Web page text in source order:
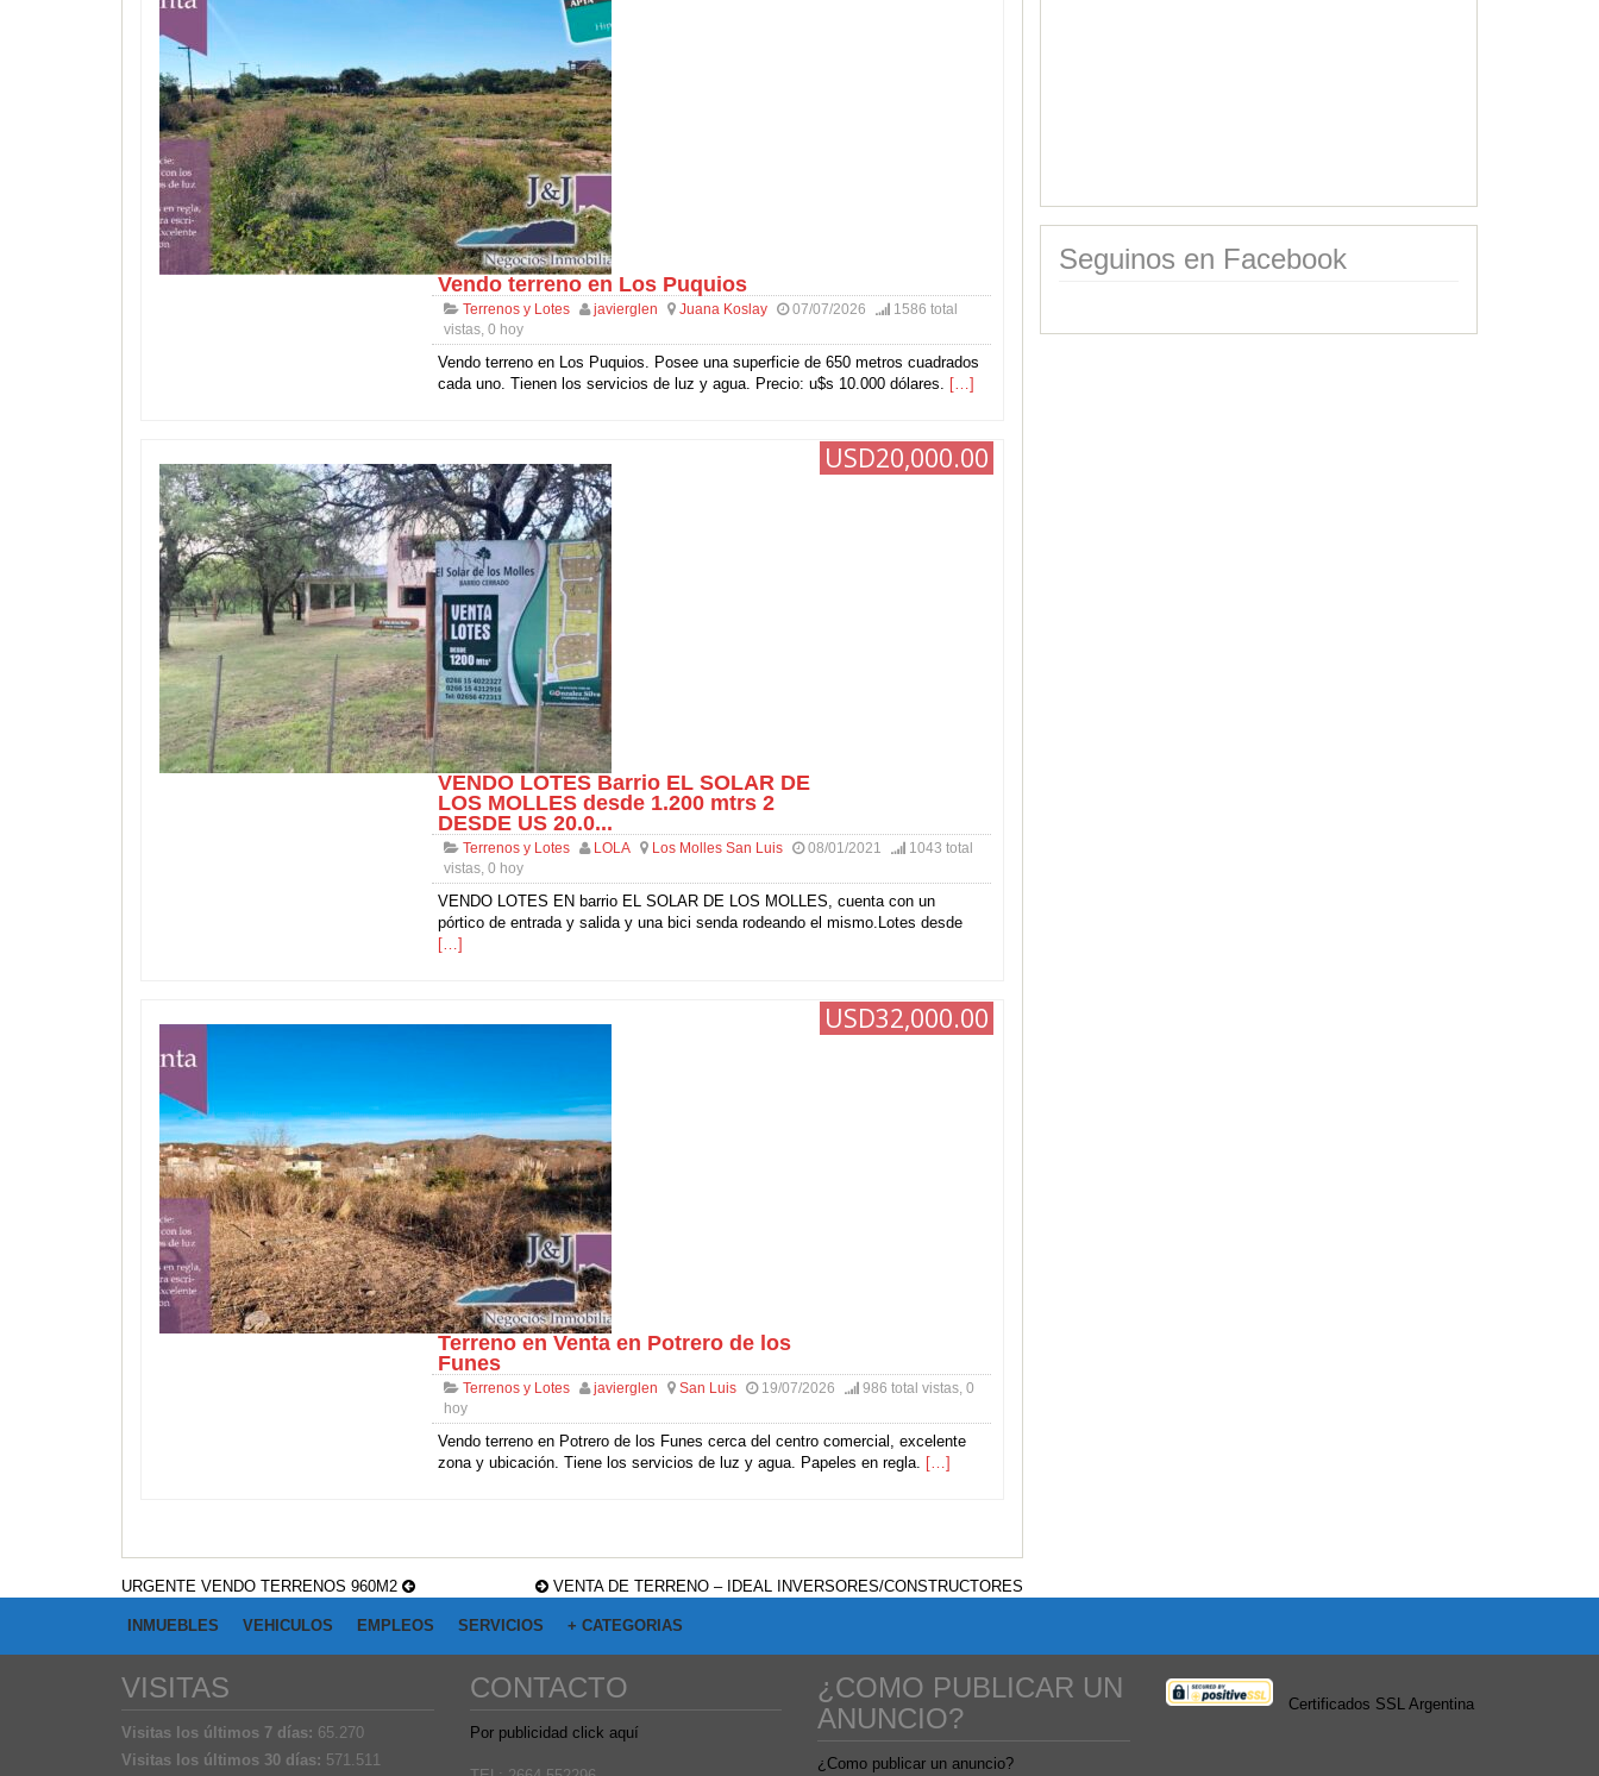
Vendo terreno en Los Puquios
Terrenos y Lotes javierglen Juana Koslay 07/07/2026
1586 total
vistas, 0 hoy
Vendo terreno en Los Puquios. Posee una superficie de 650 metros cuadrados
cada uno. Tienen los servicios de luz y agua. Precio: u$s 10.000 dólares. […]
USD20,000.00
VENDO LOTES Barrio EL SOLAR DE
LOS MOLLES desde 1.200 mtrs 2
DESDE US 20.0...
Terrenos y Lotes LOLA Los Molles San Luis 08/01/2021
1043 total
vistas, 0 hoy
VENDO LOTES EN barrio EL SOLAR DE LOS MOLLES, cuenta con un
pórtico de entrada y salida y una bici senda rodeando el mismo.Lotes desde
[…]
USD32,000.00
Terreno en Venta en Potrero de los
Funes
Terrenos y Lotes javierglen San Luis 19/07/2026
986 total vistas, 0
hoy
Vendo terreno en Potrero de los Funes cerca del centro comercial, excelente
zona y ubicación. Tiene los servicios de luz y agua. Papeles en regla. […]
URGENTE VENDO TERRENOS 960M2 VENTA DE TERRENO – IDEAL INVERSORES/CONSTRUCTORES
Seguinos en Facebook
INMUEBLES VEHICULOS EMPLEOS SERVICIOS + CATEGORIAS
VISITAS
Visitas los últimos 7 días: 65.270
Visitas los últimos 30 días: 571.511
CONTACTO
Por publicidad click aquí
¿COMO PUBLICAR UN
ANUNCIO?
¿Como publicar un anuncio?
Certificados SSL Argentina